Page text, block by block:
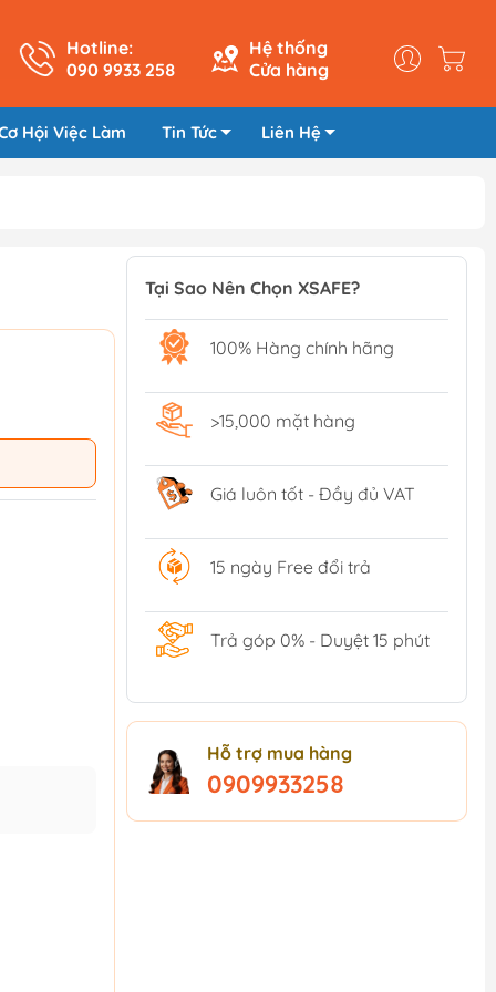
Hotline:
090 9933 258
Hệ thống
Cửa hàng
Hội Việc Làm Tin Tức Liên Hệ
Tại Sao Nên Chọn XSAFE?
100% Hàng chính hãng
>15,000 mặt hàng
Giá luôn tốt - Đầy đủ VAT
15 ngày Free đổi trả
Trả góp 0% - Duyệt 15 phút
Hỗ trợ mua hàng
0909933258